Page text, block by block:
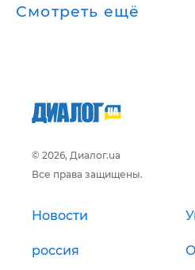
Смотреть ещё
© 2026, Диалог.ua
Все права защищены.
Новости
россия